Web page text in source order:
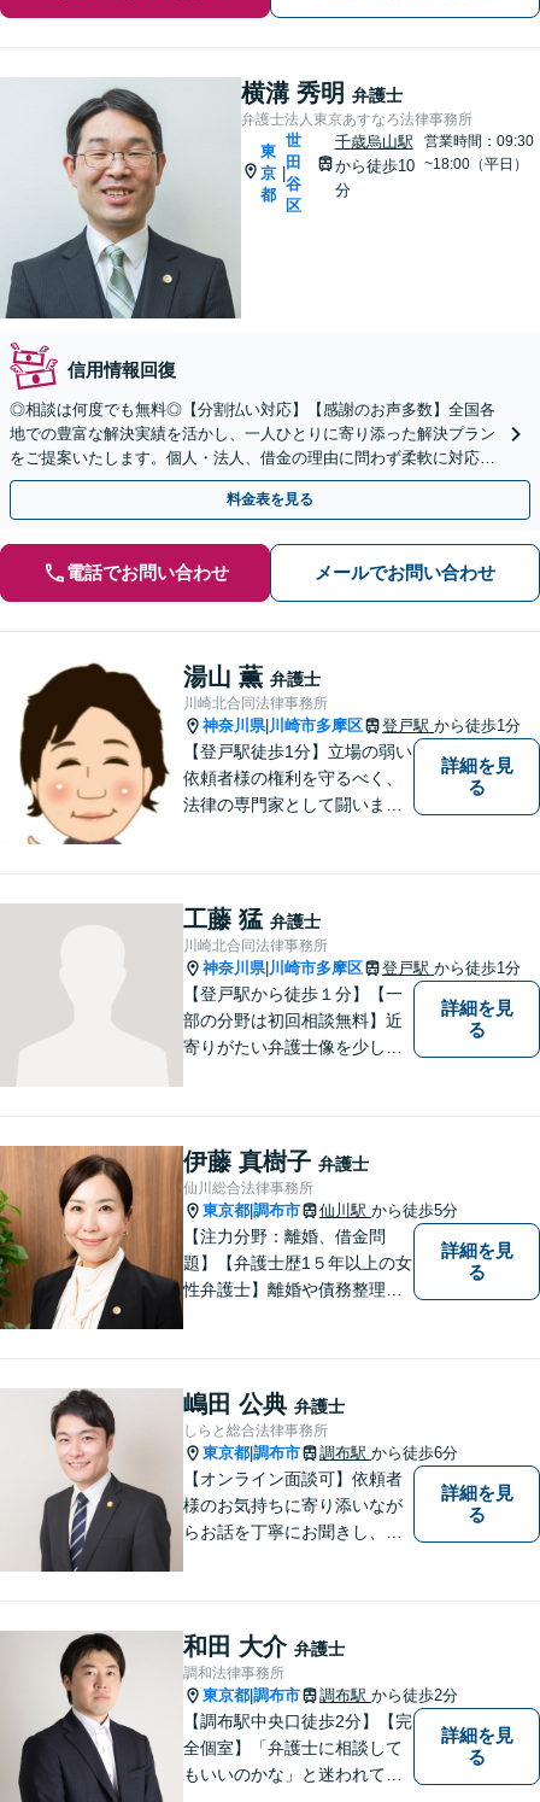
横溝 秀明 弁護士
弁護士法人東京あすなろ法律事務所
東
京
都
世
田
谷
区
千歳烏山駅
から徒歩10
分
営業時間：09:30
~18:00（平日）
信用情報回復
◎相談は何度でも無料◎【分割払い対応】【感謝のお声多数】全国各
地での豊富な解決実績を活かし、一人ひとりに寄り添った解決プラン
をご提案いたします。個人・法人、借金の理由に問わず柔軟に対応し
ますので、まずはお気軽にご相談を【千歳烏山駅15分】
料金表を見る
電話でお問い合わせ メールでお問い合わせ
湯山 薫 弁護士
川崎北合同法律事務所
神奈川県| 川崎市多摩区 登戸駅 から徒歩1分
【登戸駅徒歩1分】立場の弱い
依頼者様の権利を守るべく、
法律の専門家として闘いま
件・刑事事件・労働事件な
ど、幅広く対応いたします。
詳細を見
る
工藤 猛 弁護士
川崎北合同法律事務所
神奈川県| 川崎市多摩区 登戸駅 から徒歩1分
【登戸駅から徒歩１分】【一
部の分野は初回相談無料】近
寄りがたい弁護士像を少しで
決が何であるのかを見極め、
誠心誠意、仕事に取り組んで
まいります。
詳細を見
る
伊藤 真樹子 弁護士
仙川総合法律事務所
東京都 調布市 仙川駅 から徒歩5分
【注力分野：離婚、借金問
題】【弁護士歴1５年以上の女
性弁護士】離婚や債務整理
す。【仙川駅５分】
詳細を見
る
嶋田 公典 弁護士
しらと総合法律事務所
東京都 調布市 調布駅 から徒歩6分
【オンライン面談可】依頼者
様のお気持ちに寄り添いなが
らお話を丁寧にお聞きし、分
詳細を見
る
和田 大介 弁護士
調和法律事務所
東京都 調布市 調布駅 から徒歩2分
【調布駅中央口徒歩2分】【完
全個室】「弁護士に相談して
もいいのかな」と迷われてい
詳細を見
る